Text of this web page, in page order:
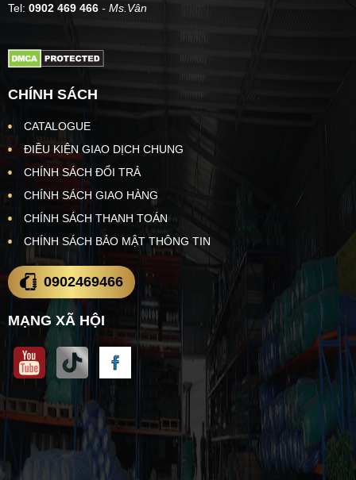
Tel: 0902 469 466 - Ms.Vân
CHÍNH SÁCH
CATALOGUE
ĐIỀU KIỆN GIAO DỊCH CHUNG
CHÍNH SÁCH ĐỔI TRẢ
CHÍNH SÁCH GIAO HÀNG
CHÍNH SÁCH THANH TOÁN
CHÍNH SÁCH BẢO MẬT THÔNG TIN
0902469466
MẠNG XÃ HỘI